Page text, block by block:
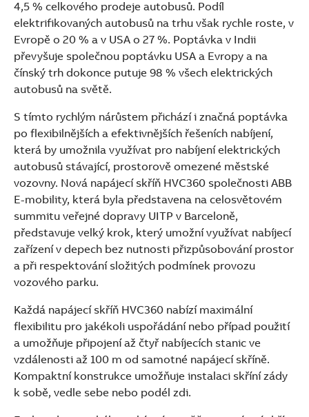
4,5 % celkového prodeje autobusů. Podíl
elektrifikovaných autobusů na trhu však rychle roste, v
Evropě o 20 % a v USA o 27 %. Poptávka v Indii
převyšuje společnou poptávku USA a Evropy a na
čínský trh dokonce putuje 98 % všech elektrických
autobusů na světě.
S tímto rychlým nárůstem přichází i značná poptávka
po flexibilnějších a efektivnějších řešeních nabíjení,
která by umožnila využívat pro nabíjení elektrických
autobusů stávající, prostorově omezené městské
vozovny. Nová napájecí skříň HVC360 společnosti ABB
E-mobility, která byla představena na celosvětovém
summitu veřejné dopravy UITP v Barceloně,
představuje velký krok, který umožní využívat nabíjecí
zařízení v depech bez nutnosti přizpůsobování prostor
a při respektování složitých podmínek provozu
vozového parku.
Každá napájecí skříň HVC360 nabízí maximální
flexibilitu pro jakékoli uspořádání nebo případ použití
a umožňuje připojení až čtyř nabíjecích stanic ve
vzdálenosti až 100 m od samotné napájecí skříně.
Kompaktní konstrukce umožňuje instalaci skříní zády
k sobě, vedle sebe nebo podél zdi.